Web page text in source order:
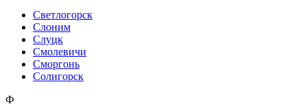
Светлогорск
Слоним
Слуцк
Смолевичи
Сморгонь
Солигорск
Ф